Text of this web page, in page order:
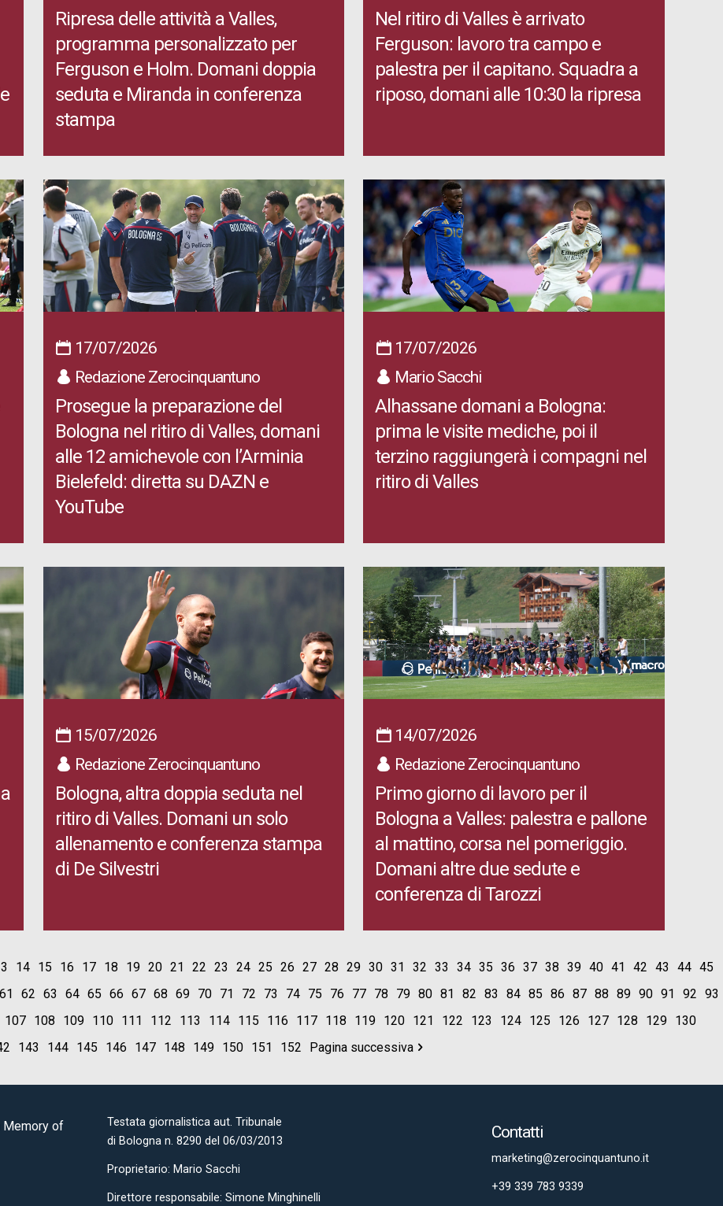
Ripresa delle attività a Valles,
programma personalizzato per
Ferguson e Holm. Domani doppia
seduta e Miranda in conferenza
stampa
Nel ritiro di Valles è arrivato
Ferguson: lavoro tra campo e
palestra per il capitano. Squadra a
riposo, domani alle 10:30 la ripresa
17/07/2026
Redazione Zerocinquantuno
Prosegue la preparazione del
Bologna nel ritiro di Valles, domani
alle 12 amichevole con l’Arminia
Bielefeld: diretta su DAZN e
YouTube
17/07/2026
Mario Sacchi
Alhassane domani a Bologna:
prima le visite mediche, poi il
terzino raggiungerà i compagni nel
ritiro di Valles
15/07/2026
Redazione Zerocinquantuno
Bologna, altra doppia seduta nel
ritiro di Valles. Domani un solo
allenamento e conferenza stampa
di De Silvestri
14/07/2026
Redazione Zerocinquantuno
Primo giorno di lavoro per il
Bologna a Valles: palestra e pallone
al mattino, corsa nel pomeriggio.
Domani altre due sedute e
conferenza di Tarozzi
14 15 16 17 18 19 20 21 22 23 24 25 26 27 28 29 30 31 32 33 34 35 36 37 38 39 40 41 42 43 44 45
61 62 63 64 65 66 67 68 69 70 71 72 73 74 75 76 77 78 79 80 81 82 83 84 85 86 87 88 89 90 91 92 93
107 108 109 110 111 112 113 114 115 116 117 118 119 120 121 122 123 124 125 126 127 128 129 130
143 144 145 146 147 148 149 150 151 152 Pagina successiva
Memory of
Testata giornalistica aut. Tribunale
di Bologna n. 8290 del 06/03/2013
Proprietario: Mario Sacchi
Direttore responsabile: Simone Minghinelli
Contatti
marketing@zerocinquantuno.it
+39 339 783 9339